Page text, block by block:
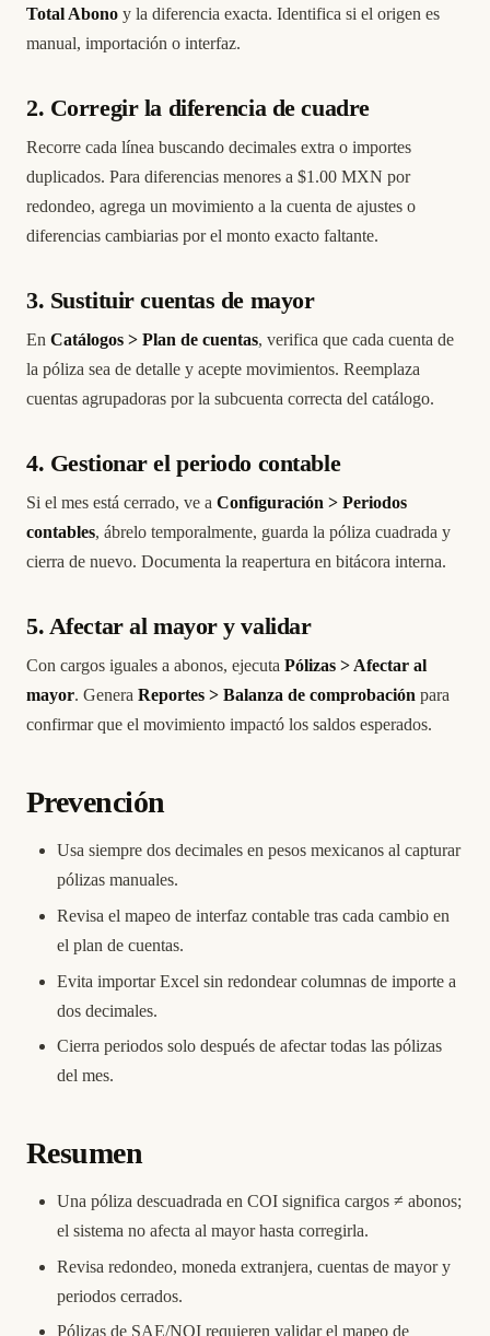
Total Abono y la diferencia exacta. Identifica si el origen es
manual, importación o interfaz.
2. Corregir la diferencia de cuadre
Recorre cada línea buscando decimales extra o importes
duplicados. Para diferencias menores a $1.00 MXN por
redondeo, agrega un movimiento a la cuenta de ajustes o
diferencias cambiarias por el monto exacto faltante.
3. Sustituir cuentas de mayor
En Catálogos > Plan de cuentas, verifica que cada cuenta de
la póliza sea de detalle y acepte movimientos. Reemplaza
cuentas agrupadoras por la subcuenta correcta del catálogo.
4. Gestionar el periodo contable
Si el mes está cerrado, ve a Configuración > Periodos
contables, ábrelo temporalmente, guarda la póliza cuadrada y
cierra de nuevo. Documenta la reapertura en bitácora interna.
5. Afectar al mayor y validar
Con cargos iguales a abonos, ejecuta Pólizas > Afectar al
mayor. Genera Reportes > Balanza de comprobación para
confirmar que el movimiento impactó los saldos esperados.
Prevención
Usa siempre dos decimales en pesos mexicanos al capturar
pólizas manuales.
Revisa el mapeo de interfaz contable tras cada cambio en
el plan de cuentas.
Evita importar Excel sin redondear columnas de importe a
dos decimales.
Cierra periodos solo después de afectar todas las pólizas
del mes.
Resumen
Una póliza descuadrada en COI significa cargos ≠ abonos;
el sistema no afecta al mayor hasta corregirla.
Revisa redondeo, moneda extranjera, cuentas de mayor y
periodos cerrados.
Pólizas de SAE/NOI requieren validar el mapeo de